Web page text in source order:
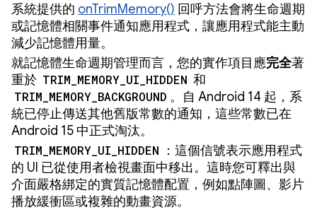
系統提供的 onTrimMemory() 回呼方法會將生命週期
或記憶體相關事件通知應用程式，讓應用程式能主動
減少記憶體用量。
就記憶體生命週期管理而言，您的實作項目應完全著
重於 TRIM_MEMORY_UI_HIDDEN 和
TRIM_MEMORY_BACKGROUND 。自 Android 14 起，系
統已停止傳送其他舊版常數的通知，這些常數已在
Android 15 中正式淘汰。
TRIM_MEMORY_UI_HIDDEN
：這個信號表示應用程式
的 UI 已從使用者檢視畫面中移出。這時您可釋出與
介面嚴格綁定的實質記憶體配置，例如點陣圖、影片
播放緩衝區或複雜的動畫資源。